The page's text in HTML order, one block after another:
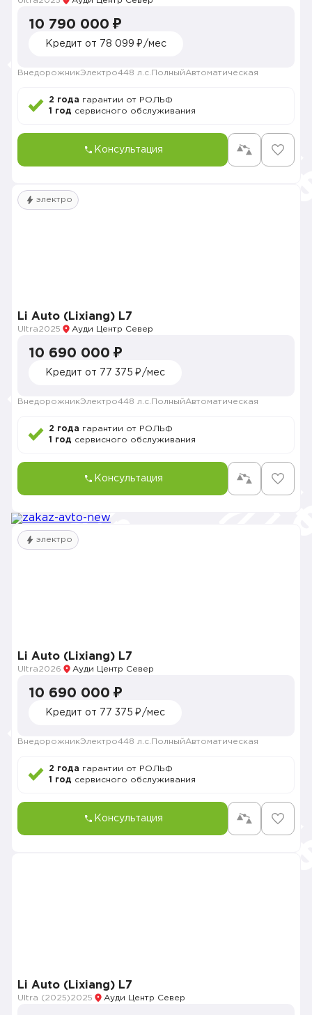
10 790 000 ₽
Кредит от 78 099 ₽/мес
ВнедорожникЭлектро448 л.с. ПолныйАвтоматическая
2 года гарантии от РОЛЬФ
1 год сервисного обслуживания
Консультация
электро
Li Auto (Lixiang) L7
Ultra2025 Ауди Центр Север
10 690 000 ₽
Кредит от 77 375 ₽/мес
ВнедорожникЭлектро448 л.с. ПолныйАвтоматическая
2 года гарантии от РОЛЬФ
1 год сервисного обслуживания
Консультация
электро
Li Auto (Lixiang) L7
Ultra2026 Ауди Центр Север
10 690 000 ₽
Кредит от 77 375 ₽/мес
ВнедорожникЭлектро448 л.с. ПолныйАвтоматическая
2 года гарантии от РОЛЬФ
1 год сервисного обслуживания
Консультация
Li Auto (Lixiang) L7
Ultra (2025)2025 Ауди Центр Север